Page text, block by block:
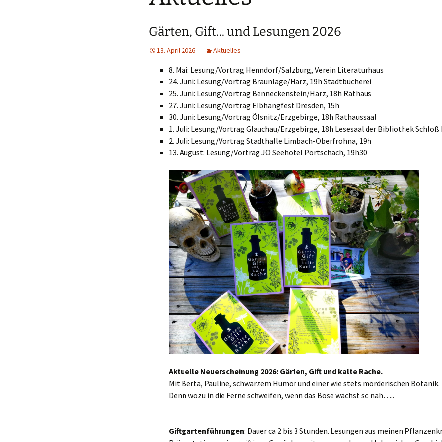
Gärten, Gift… und Lesungen 2026
13. April 2026 Aktuelles
8. Mai: Lesung/Vortrag Henndorf/Salzburg, Verein Literaturhaus
24. Juni: Lesung/Vortrag Braunlage/Harz, 19h Stadtbücherei
25. Juni: Lesung/Vortrag Benneckenstein/Harz, 18h Rathaus
27. Juni: Lesung/Vortrag Elbhangfest Dresden, 15h
30. Juni: Lesung/Vortrag Ölsnitz/Erzgebirge, 18h Rathaussaal
1. Juli: Lesung/Vortrag Glauchau/Erzgebirge, 18h Lesesaal der Bibliothek Schloß
2. Juli: Lesung/Vortrag Stadthalle Limbach-Oberfrohna, 19h
13. August: Lesung/Vortrag JO Seehotel Pörtschach, 19h30
Aktuelle Neuerscheinung 2026: Gärten, Gift und kalte Rache.
Mit Berta, Pauline, schwarzem Humor und einer wie stets mörderischen Botanik.
Denn wozu in die Ferne schweifen, wenn das Böse wächst so nah…..
Giftgartenführungen: Dauer ca 2 bis 3 Stunden. Lesungen aus meinen